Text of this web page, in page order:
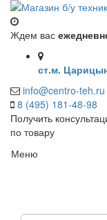
Ждем вас
ст.м.
info@centro-teh.ru
8 (495) 181-48-98
Получить
по товару
Меню